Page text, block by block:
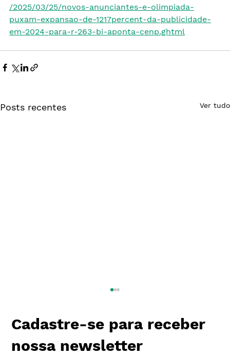
/2025/03/25/novos-anunciantes-e-olimpiada-
puxam-expansao-de-1217percent-da-publicidade-
em-2024-para-r-263-bi-aponta-cenp.ghtml
Posts recentes Ver tudo
Cadastre-se para receber
nossa newsletter